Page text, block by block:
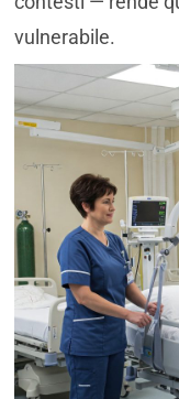
vulnerabile.